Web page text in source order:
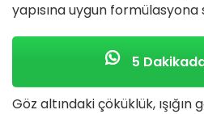
yapısına uygun formülasyona
5
Göz altındaki çöküklük, ışığın